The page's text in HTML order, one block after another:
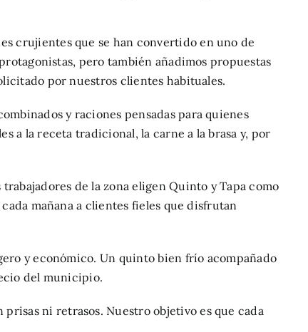
crujientes que se han convertido en uno de
pero también añadimos propuestas
por nuestros clientes habituales.
y raciones pensadas para quienes
a la receta tradicional, la carne a la brasa y, por
de la zona eligen Quinto y Tapa como
mañana a clientes fieles que disfrutan
y económico. Un quinto bien frío acompañado
del municipio.
ni retrasos. Nuestro objetivo es que cada